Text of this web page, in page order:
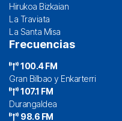
Hirukoa Bizkaian
La Traviata
La Santa Misa
Frecuencias
100.4 FM
Gran Bilbao y Enkarterri
107.1 FM
Durangaldea
98.6 FM